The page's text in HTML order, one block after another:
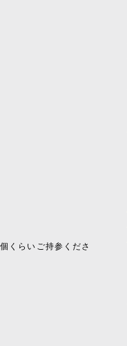
くらいご持参くださ